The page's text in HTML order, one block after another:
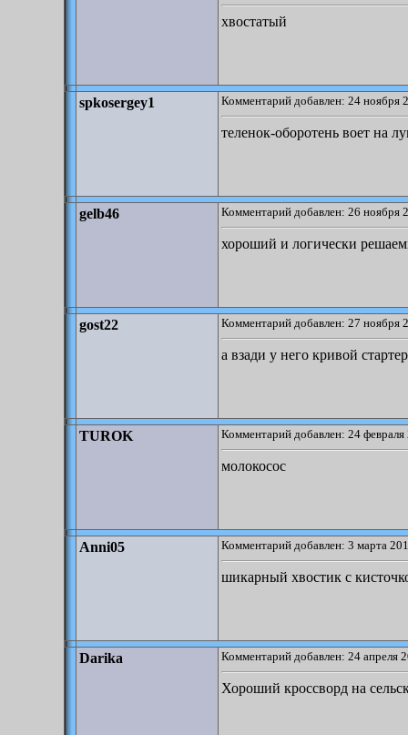
хвостатый
spkosergey1 Комментарий добавлен: 24 ноября
теленок-оборотень воет на
gelb46 Комментарий добавлен: 26 ноября
хороший и логически
gost22 Комментарий добавлен: 27 ноября
а взади у него кривой
TUROK Комментарий добавлен: 24
молокосос
Anni05 Комментарий добавлен: 3 марта
шикарный хвостик с
Darika Комментарий добавлен: 24 апреля
Хороший кроссворд на